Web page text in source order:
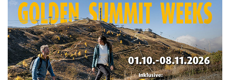
Region:
Gebirge: